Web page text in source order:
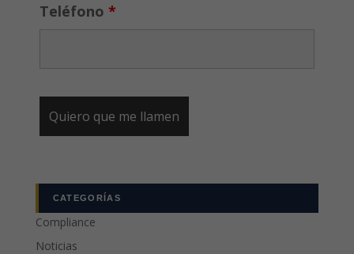
Teléfono *
CATEGORÍAS
Compliance
Noticias